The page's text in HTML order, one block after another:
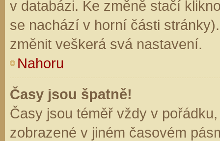
v databázi. Ke změně stačí
se nachází v horní části
změnit veškerá svá nastavení.
Nahoru
Časy jsou špatně!
Časy jsou téměř vždy v
zobrazené v jiném časovém